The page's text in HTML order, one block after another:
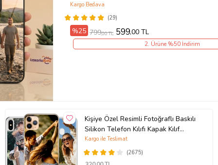
(29)
Kargo Bedava
%25 799,00 TL 599,00 TL
2. Ürüne %50 İndirim
Kişiye Özel Resimli Fotoğraflı Baskılı
Silikon Telefon Kılıfı Kapak Kılıf
(Telefon Modelleri Açıklamada)
(2675)
Kargo ile Teslimat